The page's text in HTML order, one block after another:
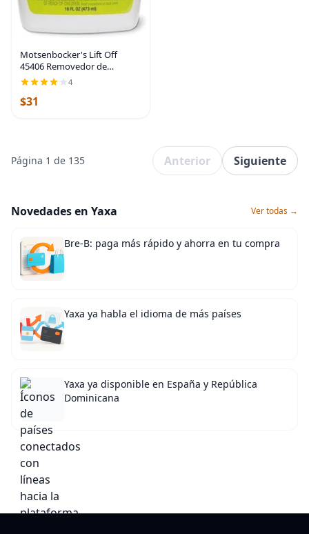
Motsenbocker's Lift Off
45406 Removedor de
raspones y graffiti de pintura,
elimina fácilmente rozaduras
de pintura, pintura en
4
$31
Página 1 de 135 Anterior Siguiente
Novedades en Yaxa Ver todas →
Bre-B: paga más rápido y ahorra en tu compra
Yaxa ya habla el idioma de más países
Yaxa ya disponible en España y República
Dominicana